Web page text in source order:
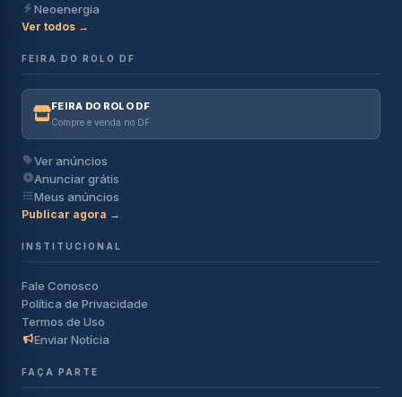
Neoenergia
Ver todos →
FEIRA DO ROLO DF
FEIRA DO ROLO DF
Compre e venda no DF
Ver anúncios
Anunciar grátis
Meus anúncios
Publicar agora →
INSTITUCIONAL
Fale Conosco
Política de Privacidade
Termos de Uso
Enviar Notícia
FAÇA PARTE